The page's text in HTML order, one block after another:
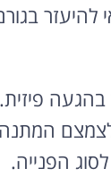
להיעזר
פיזית.
הפנייה.